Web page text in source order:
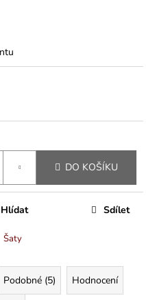
DO KOŠÍKU
Šaty
Hlídat Sdílet
Podobné (5) Hodnocení